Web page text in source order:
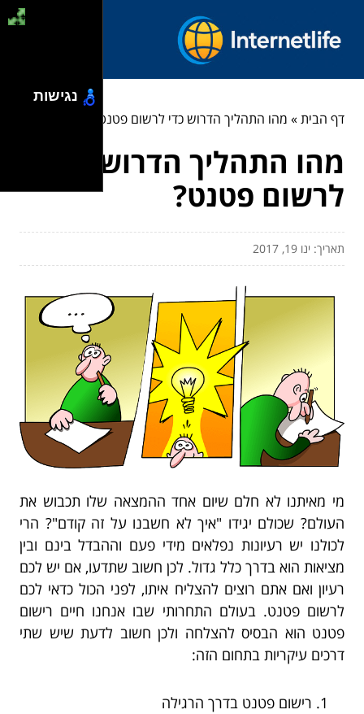
דף הבית» מהו התהליך הדרוש כדי לרשום פטנט?
מהו התהליך הדרוש כדי
לרשום פטנט?
תאריך: ינו 19, 2017
מי מאיתנו לא חלם שיום אחד ההמצאה שלו תכבוש את
העולם? שכולם יגידו "איך לא חשבנו על זה קודם"? הרי
לכולנו יש רעיונות נפלאים מידי פעם וההבדל בינם ובין
מציאות הוא בדרך כלל גדול. לכן חשוב שתדעו, אם יש לכם
רעיון ואם אתם רוצים להצליח איתו, לפני הכול כדאי לכם
לרשום פטנט. בעולם התחרותי שבו אנחנו חיים רישום
פטנט הוא הבסיס להצלחה ולכן חשוב לדעת שיש שתי
דרכים עיקריות בתחום הזה:
רישום פטנט בדרך הרגילה
נגישות